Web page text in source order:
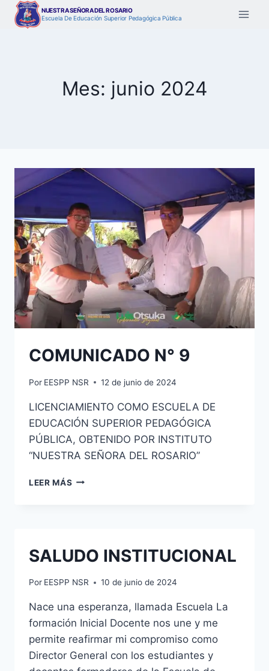
Saltar
NUESTRA SEÑORA DEL ROSARIO
Escuela De Educación Superior Pedagógica Pública
Mes: junio 2024
COMUNICADO N° 9
Por EESPP NSR 12 de junio de 2024
LICENCIAMIENTO COMO ESCUELA DE
EDUCACIÓN SUPERIOR PEDAGÓGICA
PÚBLICA, OBTENIDO POR INSTITUTO
“NUESTRA SEÑORA DEL ROSARIO”
LEER MÁS COMUNICADO
SALUDO INSTITUCIONAL
Por EESPP NSR 10 de junio de 2024
Nace una esperanza, llamada Escuela La
formación Inicial Docente nos une y me
permite reafirmar mi compromiso como
Director General con los estudiantes y